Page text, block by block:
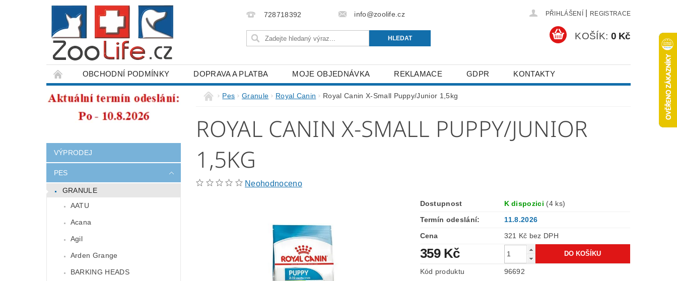
728718392 info@zoolife.cz PŘIHLÁŠENÍ REGISTRACE
KOŠÍK: 0 Kč
OBCHODNÍ PODMÍNKY DOPRAVA A PLATBA MOJE OBJEDNÁVKA REKLAMACE GDPR KONTAKTY
ODSTOUPENÍ OD SMLOUVY
VÝPRODEJ
PES
GRANULE
AATU
Acana
Agil
Arden Grange
BARKING HEADS
Pes Granule Royal Canin Royal Canin X-Small Puppy/Junior 1,5kg
ROYAL CANIN X-SMALL PUPPY/JUNIOR
1,5KG
Neohodnoceno
Dostupnost K dispozici (4 ks)
Termín odeslání:
11.8.2026
Cena
321 Kč bez DPH
359 Kč
Kód produktu 96692